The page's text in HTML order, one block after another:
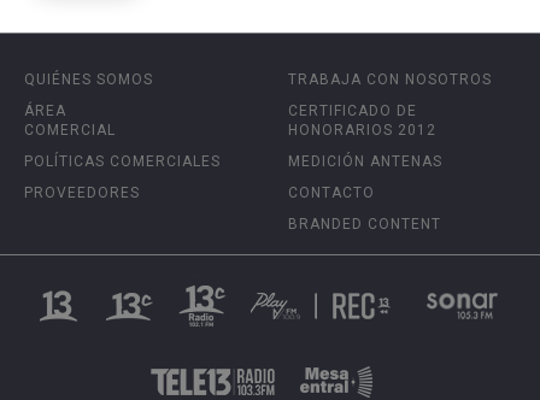
QUIÉNES SOMOS
ÁREA
COMERCIAL
POLÍTICAS COMERCIALES
PROVEEDORES
TRABAJA CON NOSOTROS
CERTIFICADO DE
HONORARIOS 2012
MEDICIÓN ANTENAS
CONTACTO
BRANDED CONTENT